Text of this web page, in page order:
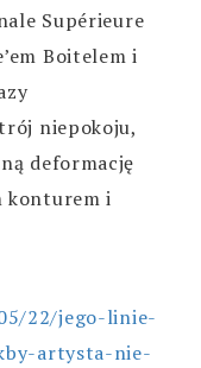
Supérieure
Boitelem i
niepokoju,
deformację
konturem i
22/jego-linie-
artysta-nie-